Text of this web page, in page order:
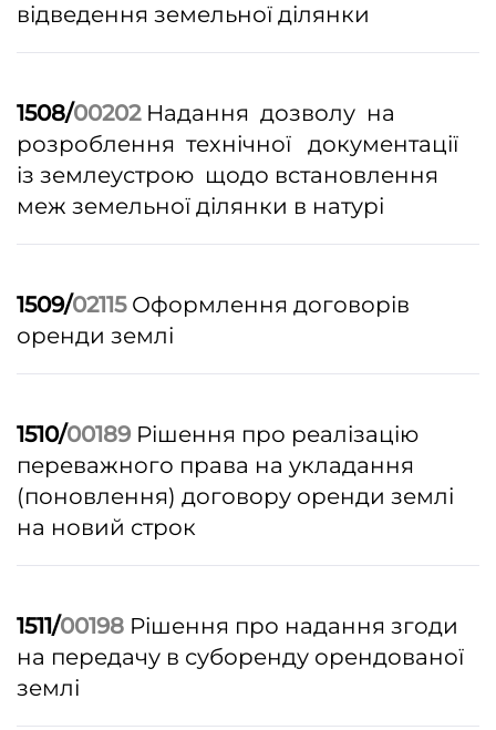
відведення земельної ділянки
1508/00202Надання дозволу на
розроблення технічної документації
із землеустрою щодо встановлення
меж земельної ділянки в натурі
1509/02115Оформлення договорів
оренди землі
1510/00189 Рішення про реалізацію
переважного права на укладання
(поновлення) договору оренди землі
на новий строк
1511/00198 Рішення про надання згоди
на передачу в суборенду орендованої
землі